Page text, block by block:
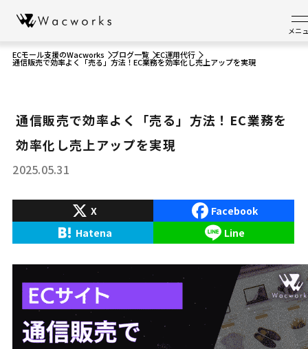
メニ
ECモール支援のWacworks ブログ一覧 EC運用代行
通信販売で効率よく「売る」方法！EC業務を効率化し売上アップを実現
通信販売で効率よく「売る」方法！EC業務を
効率化し売上アップを実現
2025.05.31
X
Facebook
Hatena
Line